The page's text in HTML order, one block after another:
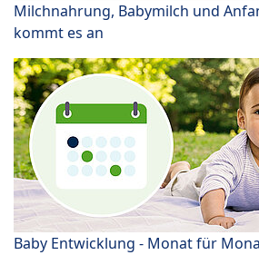
Milchnahrung, Babymilch und
kommt es an
Baby Entwicklung - Monat für